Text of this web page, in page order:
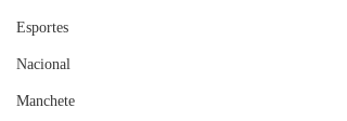
Esportes
Nacional
Manchete